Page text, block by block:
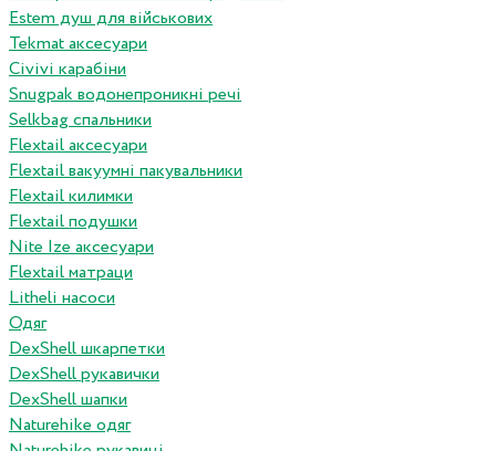
Estem душ для військових
Tekmat аксесуари
Сivivi карабіни
Snugpak водонепроникні речі
Selkbag спальники
Flextail аксесуари
Flextail вакуумні пакувальники
Flextail килимки
Flextail подушки
Nite Ize аксесуари
Flextail матраци
Litheli насоси
Одяг
DexShell шкарпетки
DexShell рукавички
DexShell шапки
Naturehike одяг